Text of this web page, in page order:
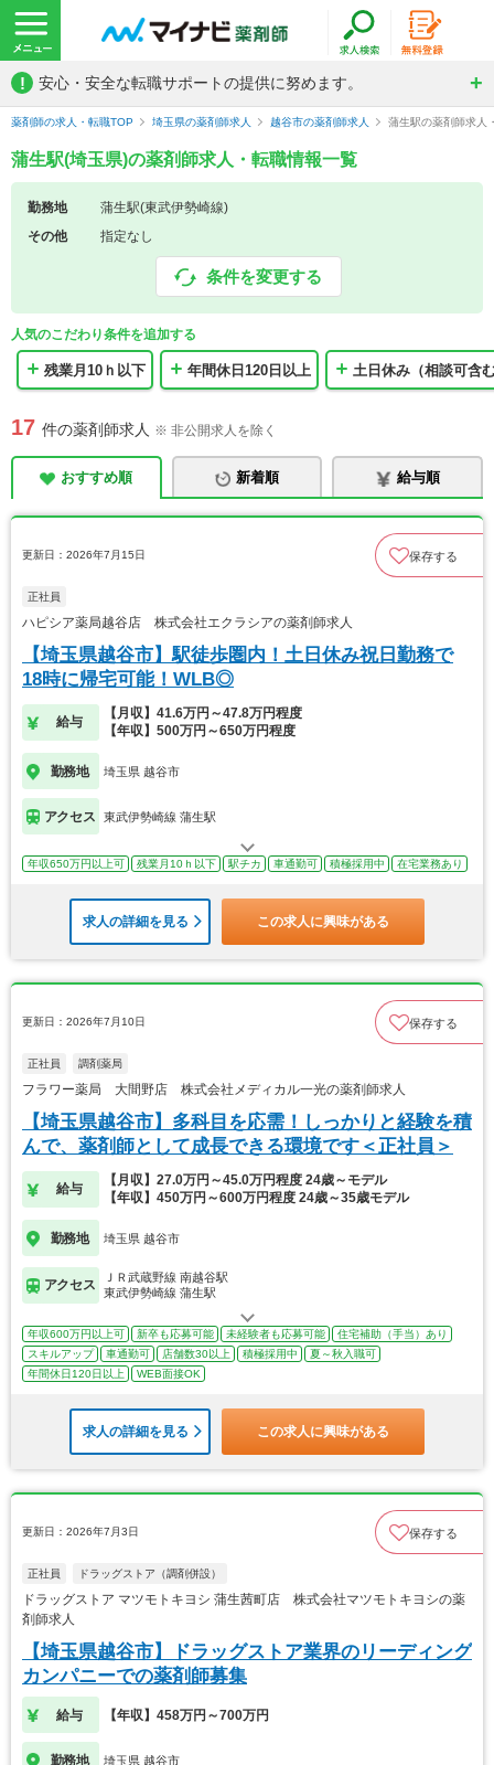
! 安心・安全な転職サポートの提供に努めます。
薬剤師の求人・転職TOP 埼玉県の薬剤師求人 越谷市の薬剤師求人 蒲生駅の薬剤師求人
蒲生駅(埼玉県)の薬剤師求人・転職情報一覧
勤務地
蒲生駅(東武伊勢崎線)
その他
指定なし
条件を変更する
人気のこだわり条件を追加する
残業月10ｈ以下 年間休日120日以上 土日休み（相談可含
17 件の薬剤師求人 ※ 非公開求人を除く
おすすめ順 新着順 給与順
更新日：2026年7月15日 保存する
正社員
ハピシア薬局越谷店 株式会社エクラシアの薬剤師求人
【埼玉県越谷市】駅徒歩圏内！土日休み祝日勤務で
18時に帰宅可能！WLB◎
給与
【月収】41.6万円～47.8万円程度
【年収】500万円～650万円程度
勤務地 埼玉県 越谷市
アクセス 東武伊勢崎線 蒲生駅
年収650万円以上可 残業月10ｈ以下 駅チカ 車通勤可 積極採用中 在宅業務あり
求人の詳細を見る この求人に興味がある
更新日：2026年7月10日 保存する
正社員 調剤薬局
フラワー薬局 大間野店 株式会社メディカル一光の薬剤師求人
【埼玉県越谷市】多科目を応需！しっかりと経験を積
んで、薬剤師として成長できる環境です＜正社員＞
給与
【月収】27.0万円～45.0万円程度 24歳～モデル
【年収】450万円～600万円程度 24歳～35歳モデル
勤務地 埼玉県 越谷市
アクセス
ＪＲ武蔵野線 南越谷駅
東武伊勢崎線 蒲生駅
年収600万円以上可 新卒も応募可能 未経験者も応募可能
住宅補助（手当）あり
スキルアップ
車通勤可 店舗数30以上 積極採用中
夏～秋入職可
年間休日120日以上
WEB面接OK
求人の詳細を見る この求人に興味がある
更新日：2026年7月3日 保存する
正社員 ドラッグストア（調剤併設）
ドラッグストア マツモトキヨシ 蒲生茜町店 株式会社マツモトキヨシの薬
剤師求人
【埼玉県越谷市】ドラッグストア業界のリーディング
カンパニーでの薬剤師募集
給与 【年収】458万円～700万円
勤務地 埼玉県 越谷市